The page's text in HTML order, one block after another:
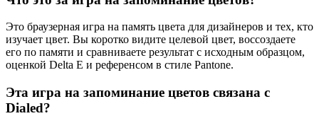
Это браузерная игра на память цвета для дизайнеров и тех, кто
изучает цвет. Вы коротко видите целевой цвет, воссоздаете
его по памяти и сравниваете результат с исходным образцом,
оценкой Delta E и референсом в стиле Pantone.
Эта игра на запоминание цветов связана с
Dialed?